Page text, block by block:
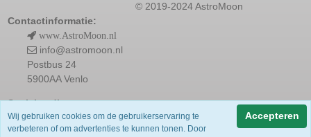
© 2019-2024 AstroMoon
Contactinformatie:
www.AstroMoon.nl
info@astromoon.nl
Postbus 24
5900AA Venlo
Socialmedia:
Wij gebruiken cookies om de gebruikerservaring te
verbeteren of om advertenties te kunnen tonen. Door
Accepteren